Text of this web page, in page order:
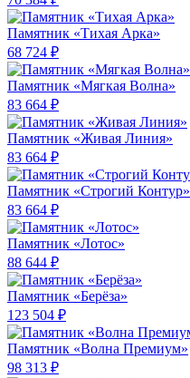
Памятник «Тихая Арка»
68 724 ₽
Памятник «Мягкая Волна»
83 664 ₽
Памятник «Живая Линия»
83 664 ₽
Памятник «Строгий Контур»
83 664 ₽
Памятник «Лотос»
88 644 ₽
Памятник «Берёза»
123 504 ₽
Памятник «Волна Премиум»
98 313 ₽